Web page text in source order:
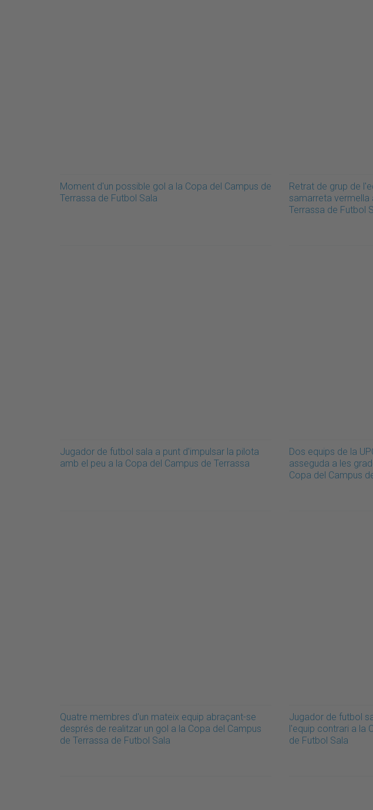
Moment d'un possible gol a la Copa del Campus de
Terrassa de Futbol Sala
Retrat de grup de
samarreta vermella
Terrassa de Futbol
Jugador de futbol sala a punt d'impulsar la pilota
amb el peu a la Copa del Campus de Terrassa
Dos equips de la
asseguda a les
Copa del Campus
Quatre membres d'un mateix equip abraçant-se
després de realitzar un gol a la Copa del Campus
de Terrassa de Futbol Sala
Jugador de futbol
l'equip contrari a la
de Futbol Sala